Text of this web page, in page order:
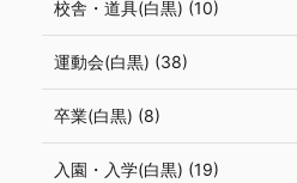
校舎・道具(白黒) (10)
運動会(白黒) (38)
卒業(白黒) (8)
入園・入学(白黒) (19)